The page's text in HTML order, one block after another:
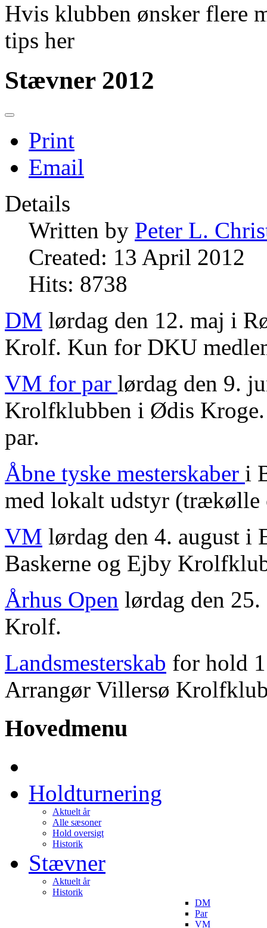
Hvis klubben ønsker flere
tips her
Stævner 2012
Print
Email
Details
Written by Peter L.
Created: 13 April 2012
Hits: 8738
DM lørdag den 12. maj i
Krolf. Kun for DKU
VM for par lørdag den 9.
Krolfklubben i Ødis
par.
Åbne tyske mesterskaber i
med lokalt udstyr (trækølle
VM lørdag den 4. august i
Baskerne og Ejby
Århus Open lørdag den
Krolf.
Landsmesterskab for hold
Arrangør Villersø
Hovedmenu
Holdturnering
Aktuelt år
Alle sæsoner
Hold oversigt
Historik
Stævner
Aktuelt år
Historik
DM
Par
VM